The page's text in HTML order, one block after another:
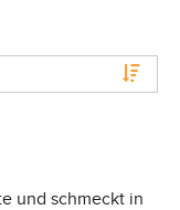
und schmeckt in